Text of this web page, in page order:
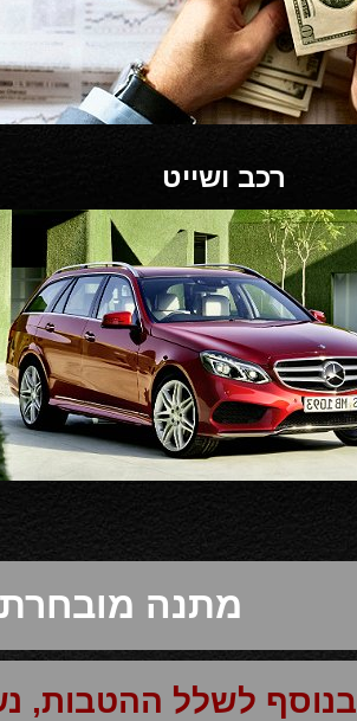
רכב ושייט
מתנה
בנוסף לשלל ההטבות,